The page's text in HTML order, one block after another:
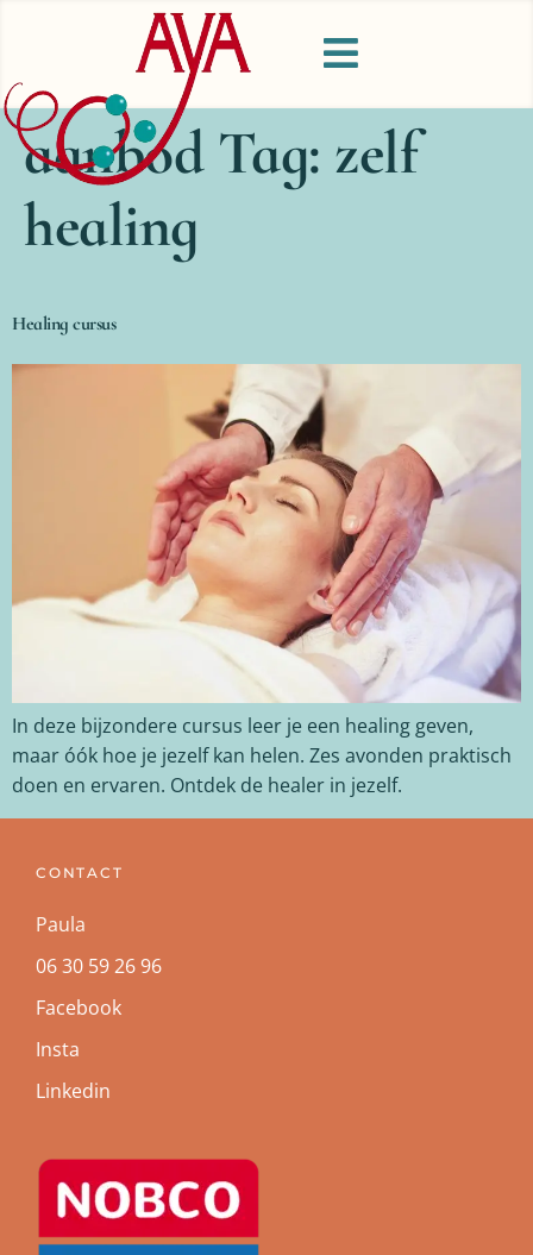
aanbod Tag: zelf
healing
Healing cursus
In deze bijzondere cursus leer je een healing geven,
maar óók hoe je jezelf kan helen. Zes avonden praktisch
doen en ervaren. Ontdek de healer in jezelf.
CONTACT
Paula
06 30 59 26 96
Facebook
Insta
Linkedin